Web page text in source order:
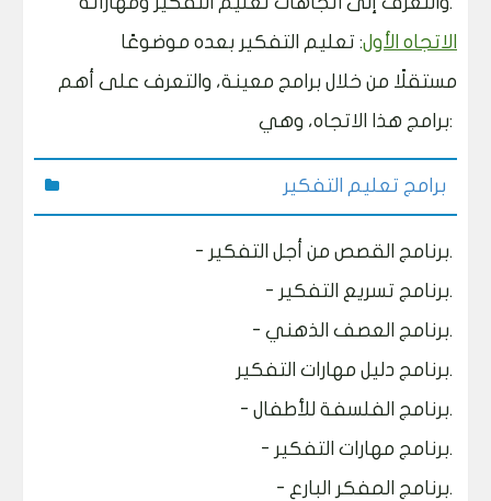
الاتجاه الأول: تعليم التفكير بعده موضوعًا
مستقلًا من خلال برامج معينة، والتعرف على أهم
برامج هذا الاتجاه، وهي:
برامج تعليم التفكير
- برنامج القصص من أجل التفكير.
- برنامج تسريع التفكير.
- برنامج العصف الذهني.
برنامج دليل مهارات التفكير.
- برنامج الفلسفة للأطفال.
- برنامج مهارات التفكير.
- برنامج المفكر البارع.